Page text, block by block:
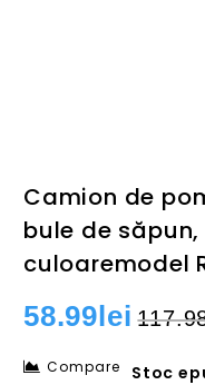
Camion de
bule de săpun,
culoaremodel
58.99lei
Stoc
Compare